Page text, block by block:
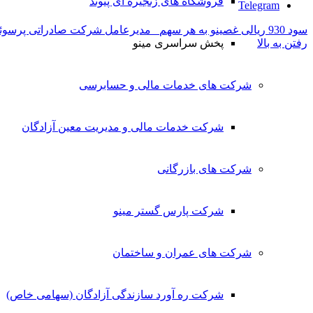
پخش سراسری مینو
شرکت های خدمات مالی و حسابرسی
شرکت خدمات مالی و مدیریت معین آزادگان
شرکت های بازرگانی
شرکت پارس گستر مینو
شرکت های عمران و ساختمان
شرکت ره آورد سازندگی آزادگان (سهامی خاص)
Telegram
سود 930 ریالی غصینو به هر سهم
مدیرعامل شرکت صادراتی
رفتن به بالا